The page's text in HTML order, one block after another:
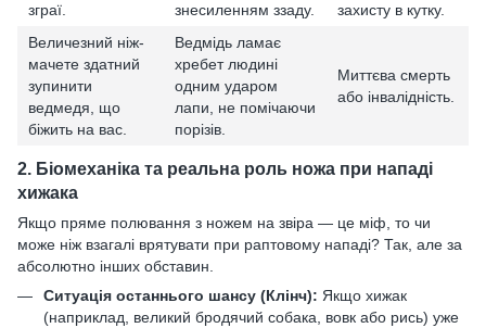
зграї.
знесиленням ззаду.
захисту в кутку.
Величезний ніж-
мачете здатний
зупинити
ведмедя, що
біжить на вас.
Ведмідь ламає
хребет людині
одним ударом
лапи, не помічаючи
порізів.
Миттєва смерть
або інвалідність.
2. Біомеханіка та реальна роль ножа при нападі
хижака
Якщо пряме полювання з ножем на звіра — це міф, то чи
може ніж взагалі врятувати при раптовому нападі? Так, але за
абсолютно інших обставин.
Ситуація останнього шансу (Клінч): Якщо хижак
(наприклад, великий бродячий собака, вовк або рись) уже